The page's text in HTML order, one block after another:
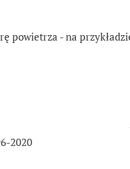
powietrza - na
2020